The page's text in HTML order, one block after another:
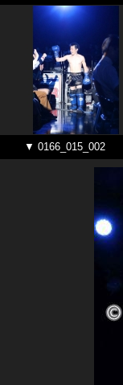
▼ 0166_015_002